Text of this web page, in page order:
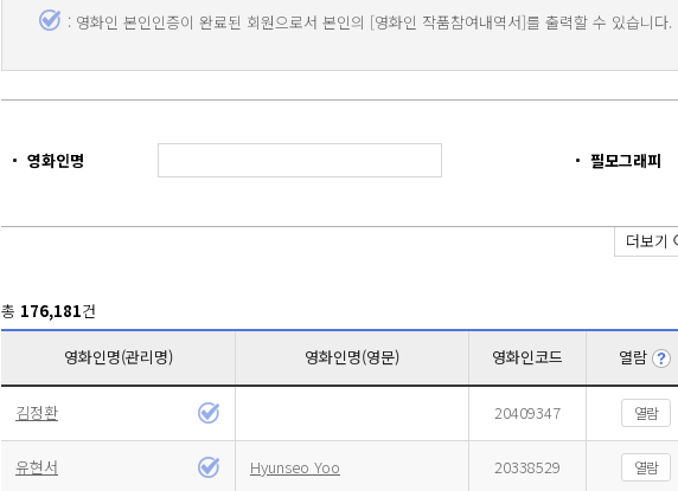
: 영화인 본인인증이 완료된 회원으로서 본인의 [영화인 작품참여내역서]를 출력할 수 있습니다.
영화인명 필모그래피
더보기
총 176,181건
영화인명(관리명) 영화인명(영문) 영화인코드 열람
김정환 20409347 열람
유현서 Hyunseo Yoo 20338529 열람